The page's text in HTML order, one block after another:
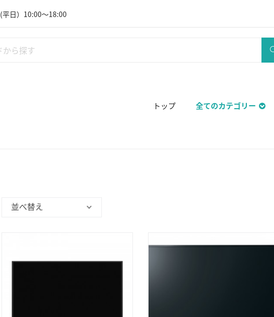
(平日）10:00～18:00
トップ 全てのカテゴリー
並べ替え